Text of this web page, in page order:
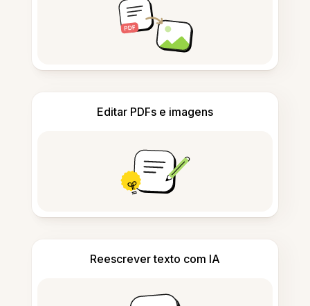
Editar PDFs e imagens
Reescrever texto com IA